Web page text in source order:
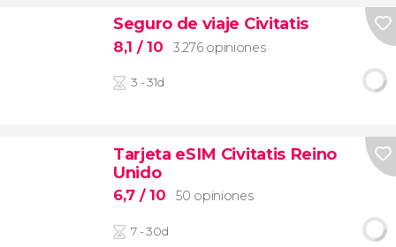
Seguro de viaje Civitatis
8,1 / 10 3.276 opiniones
3 - 31d
Tarjeta eSIM Civitatis Reino
Unido
6,7 / 10 50 opiniones
7 - 30d